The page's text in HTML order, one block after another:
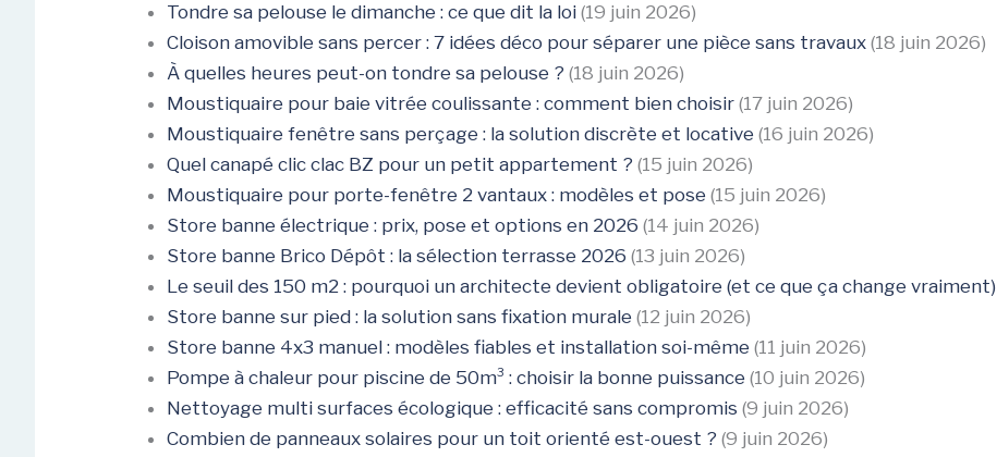
Tondre sa pelouse le dimanche : ce que dit la loi (19 juin 2026)
Cloison amovible sans percer : 7 idées déco pour séparer une pièce sans travaux (18 juin 2026)
À quelles heures peut-on tondre sa pelouse ? (18 juin 2026)
Moustiquaire pour baie vitrée coulissante : comment bien choisir (17 juin 2026)
Moustiquaire fenêtre sans perçage : la solution discrète et locative (16 juin 2026)
Quel canapé clic clac BZ pour un petit appartement ? (15 juin 2026)
Moustiquaire pour porte-fenêtre 2 vantaux : modèles et pose (15 juin 2026)
Store banne électrique : prix, pose et options en 2026 (14 juin 2026)
Store banne Brico Dépôt : la sélection terrasse 2026 (13 juin 2026)
Le seuil des 150 m2 : pourquoi un architecte devient obligatoire (et ce que ça change vraiment)
Store banne sur pied : la solution sans fixation murale (12 juin 2026)
Store banne 4x3 manuel : modèles fiables et installation soi-même (11 juin 2026)
Pompe à chaleur pour piscine de 50m³ : choisir la bonne puissance (10 juin 2026)
Nettoyage multi surfaces écologique : efficacité sans compromis (9 juin 2026)
Combien de panneaux solaires pour un toit orienté est-ouest ? (9 juin 2026)